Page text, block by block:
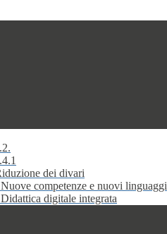
dei divari
competenze e nuovi linguaggi
digitale integrata